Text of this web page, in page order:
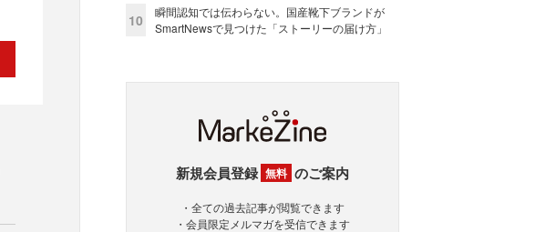
10
瞬間認知では伝わらない。国産靴下ブランドが
SmartNewsで見つけた「ストーリーの届け方」
新規会員登録 無料 のご案内
・全ての過去記事が閲覧できます
・会員限定メルマガを受信できます